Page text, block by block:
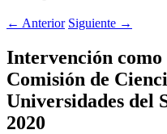
← Anterior Siguiente →
Intervención como
Comisión de
Universidades del
2020